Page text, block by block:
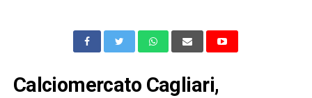
Calciomercato Cagliari,